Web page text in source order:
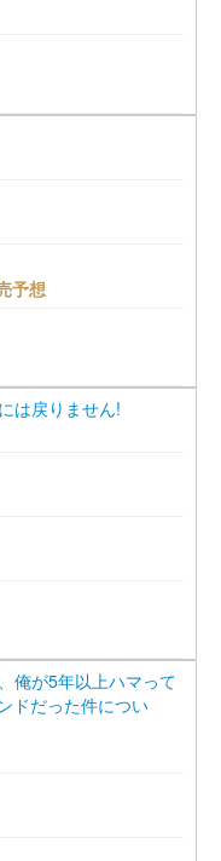
予想
は戻りません!
俺が5年以上ハマって
ドだった件につい